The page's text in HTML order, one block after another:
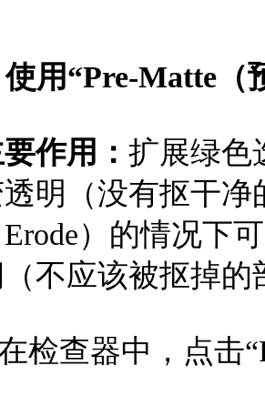
使用“Pre-Matte（
作用： 扩展绿色
明（没有抠干
Erode）的情况下
不应该被抠掉的
检查器中，点击